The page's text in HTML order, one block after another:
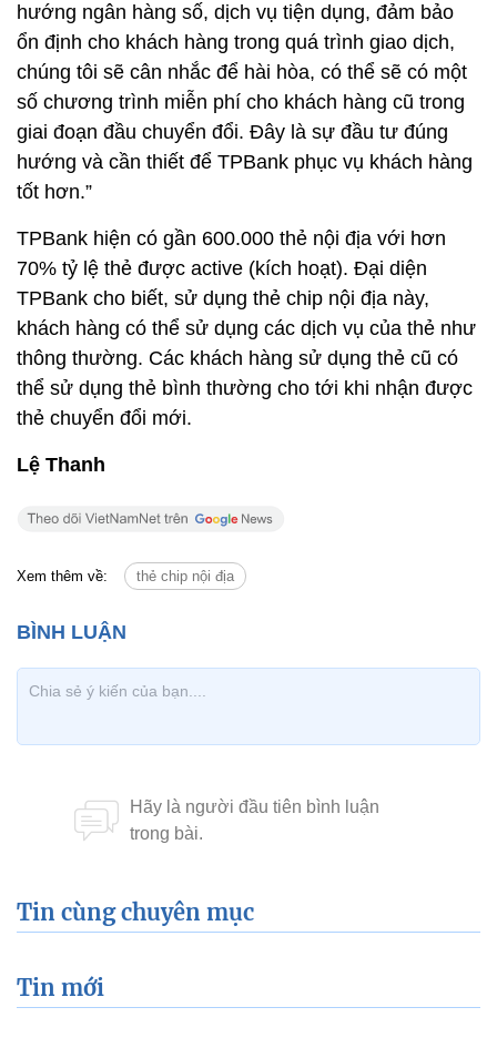
hướng ngân hàng số, dịch vụ tiện dụng, đảm bảo
ổn định cho khách hàng trong quá trình giao dịch,
chúng tôi sẽ cân nhắc để hài hòa, có thể sẽ có một
số chương trình miễn phí cho khách hàng cũ trong
giai đoạn đầu chuyển đổi. Đây là sự đầu tư đúng
hướng và cần thiết để TPBank phục vụ khách hàng
tốt hơn.”
TPBank hiện có gần 600.000 thẻ nội địa với hơn
70% tỷ lệ thẻ được active (kích hoạt). Đại diện
TPBank cho biết, sử dụng thẻ chip nội địa này,
khách hàng có thể sử dụng các dịch vụ của thẻ như
thông thường. Các khách hàng sử dụng thẻ cũ có
thể sử dụng thẻ bình thường cho tới khi nhận được
thẻ chuyển đổi mới.
Lệ Thanh
Xem thêm về: thẻ chip nội địa
Tin cùng chuyên mục
Tin mới